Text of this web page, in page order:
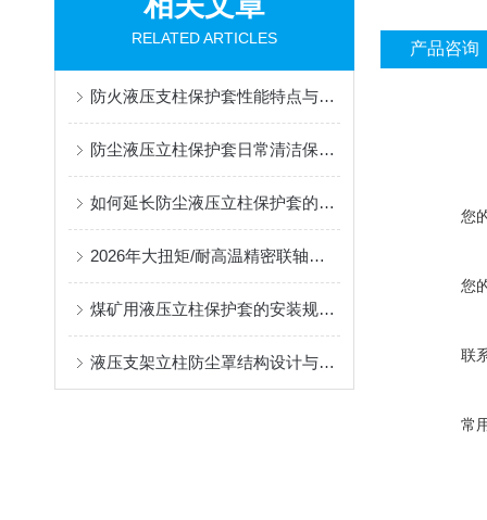
RELATED ARTICLES
防火液压支柱保护套性能特点与阻燃防护应用
防尘液压立柱保护套日常清洁保养与更换规范
如何延长防尘液压立柱保护套的使用寿命？
2026年大扭矩/耐高温精密联轴器定制找哪家？能实现精准定制的优质厂家盘点
煤矿用液压立柱保护套的安装规范与使用寿命提升方案
液压支架立柱防尘罩结构设计与密封防护原理
产品咨询
您
您
联
常